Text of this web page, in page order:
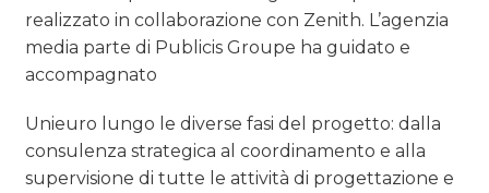
realizzato in collaborazione con Zenith. L’agenzia
media parte di Publicis Groupe ha guidato e
accompagnato
Unieuro lungo le diverse fasi del progetto: dalla
consulenza strategica al coordinamento e alla
supervisione di tutte le attività di progettazione e